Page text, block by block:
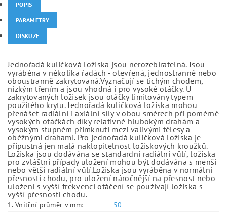
POPIS
PARAMETRY
DISKUZE
Jednořadá kuličková ložiska jsou nerozebíratelná. Jsou
vyráběna v několika řadách - otevřená, jednostranně nebo
oboustranně zakrytovaná.Vyznačují se tichým chodem,
nízkým třením a jsou vhodná i pro vysoké otáčky. U
zakrytovaných ložisek jsou otáčky limitovány typem
použitého krytu. Jednořadá kuličková ložiska mohou
přenášet radiální i axiální síly v obou směrech při poměrně
vysokých otáčkách díky relativně hlubokým drahám a
vysokým stupněm přimknutí mezi valivými tělesy a
oběžnými drahami. Pro jednořadá kuličková ložiska je
přípustná jen malá naklopitelnost ložiskových kroužků.
Ložiska jsou dodávána se standardní radiální vůlí, ložiska
pro zvláštní případy uložení mohou být dodávána s menší
nebo větší radiální vůlí.Ložiska jsou vyráběna v normální
přesnosti chodu, pro uložení náročnější na přesnost nebo
uložení s vyšší frekvencí otáčení se používají ložiska s
vyšší přesností chodu.
1. Vnitřní průměr v mm:
50